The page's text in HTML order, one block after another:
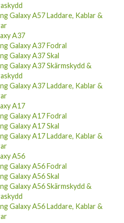
Galaxy A57 Laddare, Kablar &
A37
Galaxy A37 Fodral
Galaxy A37 Skal
Galaxy A37 Skärmskydd &
Galaxy A37 Laddare, Kablar &
A17
Galaxy A17 Fodral
Galaxy A17 Skal
Galaxy A17 Laddare, Kablar &
A56
Galaxy A56 Fodral
Galaxy A56 Skal
Galaxy A56 Skärmskydd &
Galaxy A56 Laddare, Kablar &
A36